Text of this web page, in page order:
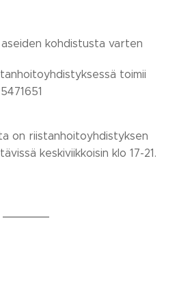
kohdistusta varten
toimii
on riistanhoitoyhdistyksen
keskiviikkoisin klo 17-21.